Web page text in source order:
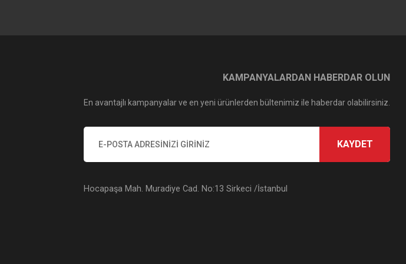
KAMPANYALARDAN HABERDAR OLUN
En avantajlı kampanyalar ve en yeni ürünlerden bültenimiz ile haberdar olabilirsiniz.
KAYDET
Hocapaşa Mah. Muradiye Cad. No:13 Sirkeci /İstanbul